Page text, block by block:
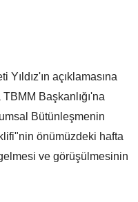
Yıldız'ın açıklamasına
Başkanlığı'na
Bütünleşmenin
önümüzdeki hafta
ve görüşülmesinin